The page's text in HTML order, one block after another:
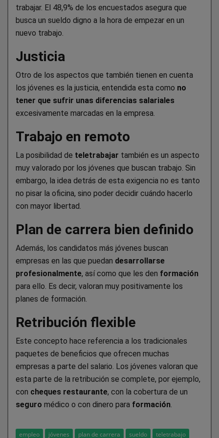
trabajar. El 48,9% de los encuestados asegura que
busca un sueldo digno a la hora de empezar en un
nuevo trabajo.
Justicia
Otro de los aspectos que también tienen en cuenta
los jóvenes es la justicia, entendida esta como no
tener que sufrir unas diferencias salariales
excesivamente marcadas en la empresa.
Trabajo en remoto
La posibilidad de teletrabajar también es un aspecto
muy valorado por los jóvenes que buscan trabajo. Sin
embargo, la idea detrás de esta exigencia no es tanto
no pisar la oficina, sino poder decidir cuándo hacerlo
con mayor libertad.
Plan de carrera bien definido
Además, los candidatos más jóvenes buscan
empresas en las que puedan desarrollarse
profesionalmente, así como que les den formación
para ello. Es decir, valoran muy positivamente los
planes de formación.
Retribución flexible
Este concepto hace referencia a los tradicionales
paquetes de beneficios que ofrecen muchas
empresas a parte del salario. Los jóvenes valoran que
esta parte de la retribución se complete, por ejemplo,
con cheques restaurante, con la cobertura de un
seguro médico o con dinero para formación.
empleo jóvenes plan de carrera sueldo teletrabajo